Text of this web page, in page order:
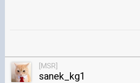
[MSR]
sanek_kg1